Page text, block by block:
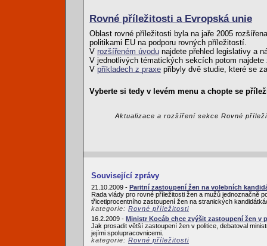
Rovné příležitosti a Evropská unie
Oblast rovné příležitosti byla na jaře 2005
politikami EU na podporu rovných příležitostí.
V rozšířeném úvodu najdete přehled legislativy a
V jednotlivých tématických sekcích potom
V příkladech z praxe přibyly dvě studie, které se
Vyberte si tedy v levém menu a chopte se
Aktualizace a rozšíření sekce Rovné
Související zprávy
21.10.2009 - Paritní zastoupení žen na volebních
Rada vlády pro rovné příležitosti žen a mužů jednoznačně
třicetiprocentního zastoupení žen na stranických
kategorie: Rovné příležitosti
16.2.2009 - Ministr Kocáb chce zvýšit zastoupení žen v
Jak prosadit větší zastoupení žen v politice, debatoval
jejími spolupracovnicemi.
kategorie: Rovné příležitosti